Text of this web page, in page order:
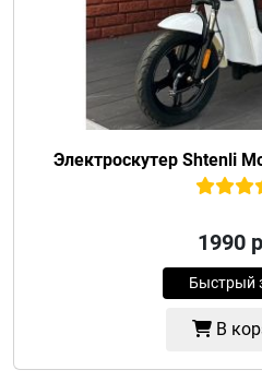
Электроскутер Shtenli
1990
Быстрый
В